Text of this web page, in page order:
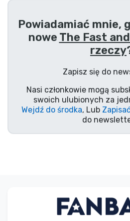
Powiadamiać mnie,
nowe The Fast
rzeczy
Zapisz się do
Nasi członkowie mogą
swoich ulubionych za
Wejdź do środka, Lub
do
Wspaniałe rzeczy
Rzeczy z anime
Rzeczy dla graczy
Rzeczy sportowe